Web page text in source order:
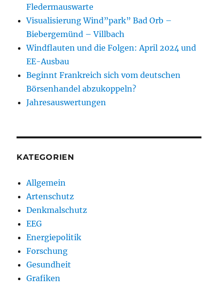
Fledermauswarte
Visualisierung Wind”park” Bad Orb –
Biebergemünd – Villbach
Windflauten und die Folgen: April 2024 und
EE-Ausbau
Beginnt Frankreich sich vom deutschen
Börsenhandel abzukoppeln?
Jahresauswertungen
KATEGORIEN
Allgemein
Artenschutz
Denkmalschutz
EEG
Energiepolitik
Forschung
Gesundheit
Grafiken